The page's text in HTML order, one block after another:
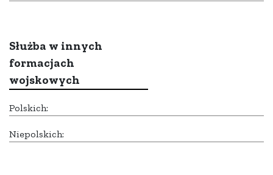
Służba w innych
formacjach
wojskowych
Polskich:
Niepolskich: